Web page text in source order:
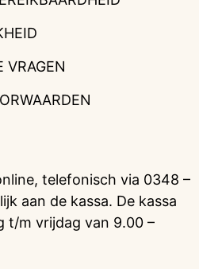
VRAGEN
telefonisch via 0348 –
aan de kassa. De kassa
t/m vrijdag van 9.00 –